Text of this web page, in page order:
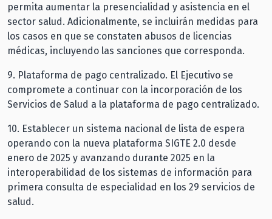
permita aumentar la presencialidad y asistencia en el
sector salud. Adicionalmente, se incluirán medidas para
los casos en que se constaten abusos de licencias
médicas, incluyendo las sanciones que corresponda.
9.⁠ ⁠Plataforma de pago centralizado. El Ejecutivo se
compromete a continuar con la incorporación de los
Servicios de Salud a la plataforma de pago centralizado.
10.⁠ ⁠Establecer un sistema nacional de lista de espera
operando con la nueva plataforma SIGTE 2.0 desde
enero de 2025 y avanzando durante 2025 en la
interoperabilidad de los sistemas de información para
primera consulta de especialidad en los 29 servicios de
salud.